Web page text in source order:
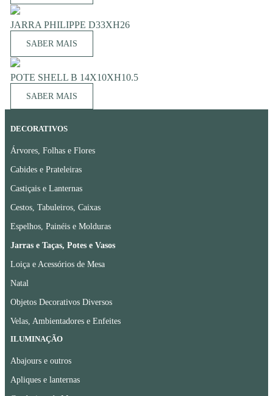
JARRA PHILIPPE D33XH26
SABER MAIS
POTE SHELL B 14X10XH10.5
SABER MAIS
DECORATIVOS
Árvores, Folhas e Flores
Cabides e Prateleiras
Castiçais e Lanternas
Cestos, Tabuleiros, Caixas
Espelhos, Painéis e Molduras
Jarras e Taças, Potes e Vasos
Loiça e Acessórios de Mesa
Natal
Objetos Decorativos Diversos
Velas, Ambientadores e Enfeites
ILUMINAÇÃO
Abajours e outros
Apliques e lanternas